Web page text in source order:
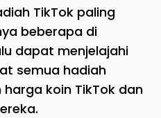
TikTok paling
beberapa di
dapat menjelajahi
semua hadiah
koin TikTok dan